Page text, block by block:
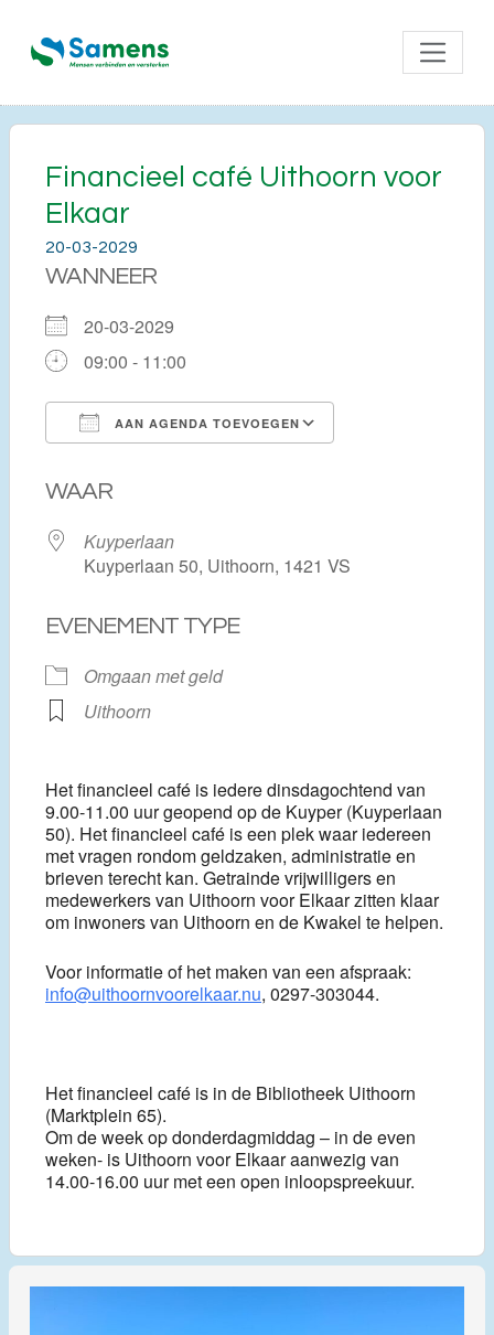
Financieel café Uithoorn voor
Elkaar
20-03-2029
WANNEER
20-03-2029
09:00 - 11:00
AAN AGENDA TOEVOEGEN
WAAR
Kuyperlaan
Kuyperlaan 50, Uithoorn, 1421 VS
EVENEMENT TYPE
Omgaan met geld
Uithoorn
Het financieel café is iedere dinsdagochtend van
9.00-11.00 uur geopend op de Kuyper (Kuyperlaan
50). Het financieel café is een plek waar iedereen
met vragen rondom geldzaken, administratie en
brieven terecht kan. Getrainde vrijwilligers en
medewerkers van Uithoorn voor Elkaar zitten klaar
om inwoners van Uithoorn en de Kwakel te helpen.
Voor informatie of het maken van een afspraak:
info@uithoornvoorelkaar.nu, 0297-303044.
Het financieel café is in de Bibliotheek Uithoorn
(Marktplein 65).
Om de week op donderdagmiddag – in de even
weken- is Uithoorn voor Elkaar aanwezig van
14.00-16.00 uur met een open inloopspreekuur.